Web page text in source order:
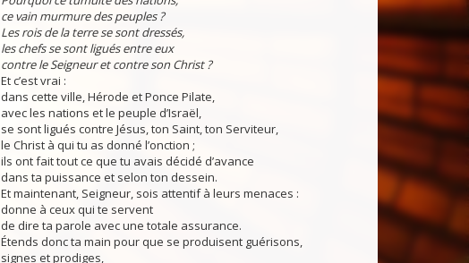
ce vain murmure des peuples ?
Les rois de la terre se sont dressés,
les chefs se sont ligués entre eux
contre le Seigneur et contre son Christ ?
Et c’est vrai :
dans cette ville, Hérode et Ponce Pilate,
avec les nations et le peuple d’Israël,
se sont ligués contre Jésus, ton Saint, ton Serviteur,
le Christ à qui tu as donné l’onction ;
ils ont fait tout ce que tu avais décidé d’avance
dans ta puissance et selon ton dessein.
Et maintenant, Seigneur, sois attentif à leurs menaces :
donne à ceux qui te servent
de dire ta parole avec une totale assurance.
Étends donc ta main pour que se produisent guérisons,
signes et prodiges,